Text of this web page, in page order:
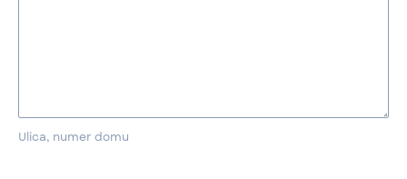
Ulica, numer domu